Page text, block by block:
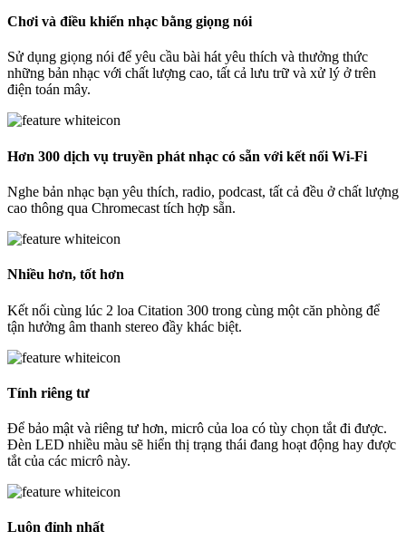
Chơi và điều khiển nhạc bằng giọng nói
Sử dụng giọng nói để yêu cầu bài hát yêu thích và thưởng thức
những bản nhạc với chất lượng cao, tất cả lưu trữ và xử lý ở trên
điện toán mây.
Hơn 300 dịch vụ truyền phát nhạc có sẵn với kết nối Wi-Fi
Nghe bản nhạc bạn yêu thích, radio, podcast, tất cả đều ở chất lượng
cao thông qua Chromecast tích hợp sẵn.
Nhiều hơn, tốt hơn
Kết nối cùng lúc 2 loa Citation 300 trong cùng một căn phòng để
tận hưởng âm thanh stereo đầy khác biệt.
Tính riêng tư
Để bảo mật và riêng tư hơn, micrô của loa có tùy chọn tắt đi được.
Đèn LED nhiều màu sẽ hiển thị trạng thái đang hoạt động hay được
tắt của các micrô này.
Luôn đỉnh nhất